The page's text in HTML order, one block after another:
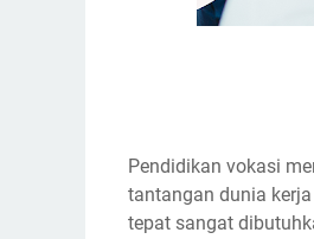
Pendidikan vokasi
tantangan dunia
tepat sangat